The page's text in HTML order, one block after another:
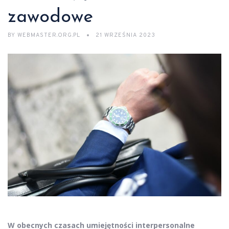
zawodowe
BY WEBMASTER.ORG.PL 21 WRZEŚNIA 2023
W obecnych czasach umiejętności interpersonalne